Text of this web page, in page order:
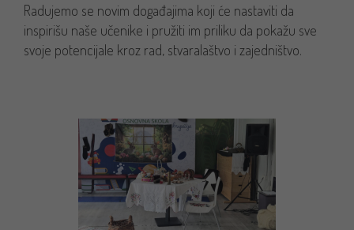
Radujemo se novim događajima koji će nastaviti da
inspirišu naše učenike i pružiti im priliku da pokažu sve
svoje potencijale kroz rad, stvaralaštvo i zajedništvo.